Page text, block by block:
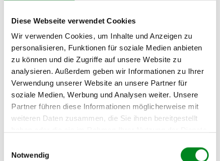
Diese Webseite verwendet Cookies
Wir verwenden Cookies, um Inhalte und Anzeigen zu
personalisieren, Funktionen für soziale Medien anbieten
zu können und die Zugriffe auf unsere Website zu
analysieren. Außerdem geben wir Informationen zu Ihrer
Verwendung unserer Website an unsere Partner für
soziale Medien, Werbung und Analysen weiter. Unsere
Partner führen diese Informationen möglicherweise mit
weiteren Daten zusammen, die Sie ihnen bereitgestellt
Notwendig